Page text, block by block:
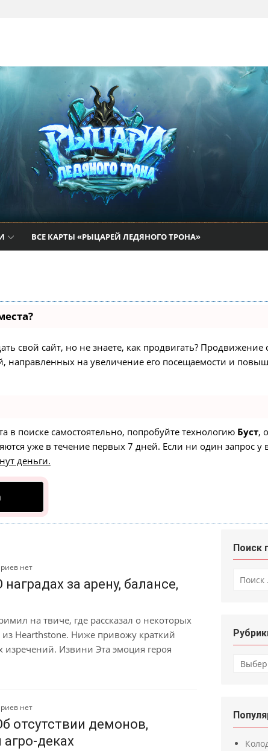
ВСЕ КАРТЫ «РЫЦАРЕЙ ЛЕДЯНОГО ТРОНА»
свой сайт, но не знаете, как продвигать? Продвижение
направленных на увеличение его посещаемости и
в поиске самостоятельно, попробуйте технологию Буст,
уже в течение первых 7 дней. Если ни один запрос у
деньги.
нет
за арену, балансе,
на твиче, где рассказал о некоторых
из Hearthstone. Ниже привожу краткий
изречений. Извини Эта эмоция героя
нет
отсутствии демонов,
агро-деках
Поиск
Рубрики